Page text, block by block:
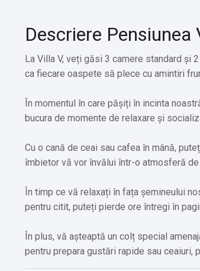
Descriere Pensiunea
La Villa V, veți găsi 3 camere standard și
ca fiecare oaspete să plece cu amintiri
În momentul în care pășiți în incinta
bucura de momente de relaxare și
Cu o cană de ceai sau cafea în mână,
îmbietor vă vor învălui într-o atmosferă
În timp ce vă relaxați în fața șemineului
pentru citit, puteți pierde ore întregi în
În plus, vă așteaptă un colț special
pentru prepara gustări rapide sau ceaiuri,